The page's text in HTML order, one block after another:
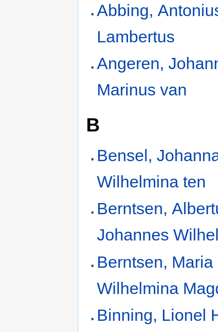
Abbing,
Lambertus
Angeren,
Marinus van
B
Bensel,
Wilhelmina ten
Berntsen,
Johannes
Berntsen, Maria
Wilhelmina
Binning, Lionel